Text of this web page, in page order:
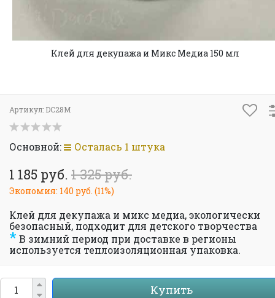
Клей для декупажа и Микс Медиа 150 мл
Артикул: DC28M
Основной: Осталась 1 штука
1 185 руб. 1 325 руб.
Экономия: 140 руб. (11%)
Клей для декупажа и микс медиа, экологически
безопасный, подходит для детского творчества
*В зимний период при доставке в регионы
используется теплоизоляционная упаковка.
Купить